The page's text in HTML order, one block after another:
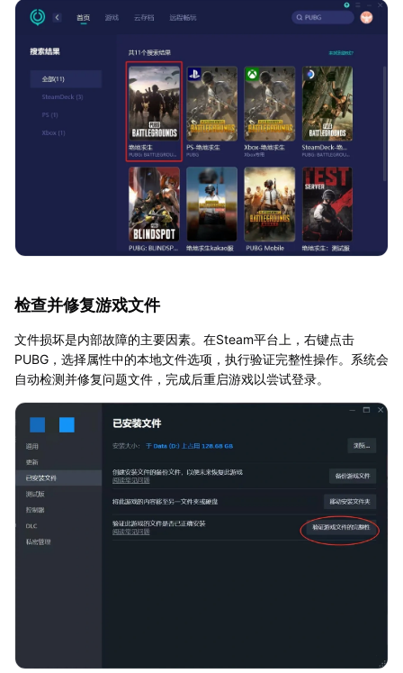
检查并修复游戏文件
文件损坏是内部故障的主要因素。在Steam平台上，右键点击
PUBG，选择属性中的本地文件选项，执行验证完整性操作。系统会
自动检测并修复问题文件，完成后重启游戏以尝试登录。